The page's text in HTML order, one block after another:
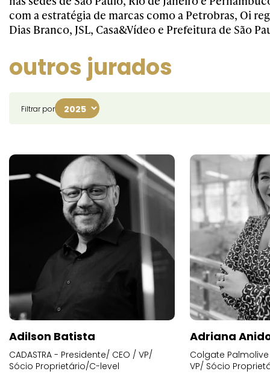
com a estratégia de marcas como a Petrobras, Oi
Dias Branco, JSL, Casa&Vídeo e Prefeitura de São
outros jurados
Filtrar por
Adilson Batista
CADASTRA - Presidente/ CEO / VP/
Sócio Proprietário/C-level
Adriana
Colgate
VP/ Sócio